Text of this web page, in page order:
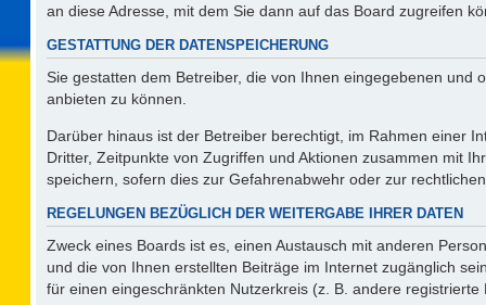
an diese Adresse, mit dem Sie dann auf das Board zugreifen
GESTATTUNG DER DATENSPEICHERUNG
Sie gestatten dem Betreiber, die von Ihnen eingegebenen
anbieten zu können.
Darüber hinaus ist der Betreiber berechtigt, im Rahmen einer
Dritter, Zeitpunkte von Zugriffen und Aktionen zusammen mit
speichern, sofern dies zur Gefahrenabwehr oder zur
REGELUNGEN BEZÜGLICH DER WEITERGABE IHRER DATEN
Zweck eines Boards ist es, einen Austausch mit anderen
und die von Ihnen erstellten Beiträge im Internet zugänglich
für einen eingeschränkten Nutzerkreis (z. B. andere